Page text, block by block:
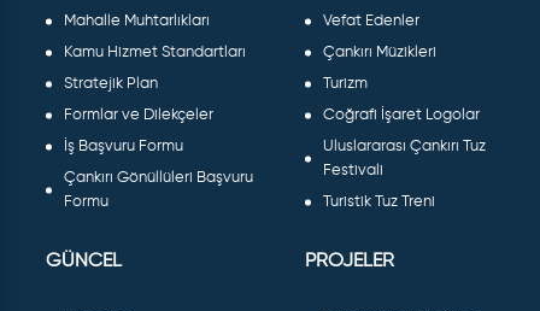
Mahalle Muhtarlıkları
Kamu Hizmet Standartları
Stratejik Plan
Formlar ve Dilekçeler
İş Başvuru Formu
Çankırı Gönüllüleri Başvuru
Formu
Vefat Edenler
Çankırı Müzikleri
Turizm
Coğrafi İşaret Logolar
Uluslararası Çankırı Tuz
Festivali
Turistik Tuz Treni
GÜNCEL PROJELER